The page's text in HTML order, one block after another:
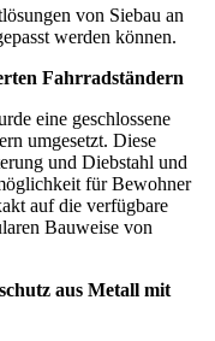
von Siebau an
werden können.
Fahrradständern
eine geschlossene
umgesetzt. Diese
und Diebstahl und
für Bewohner
auf die verfügbare
Bauweise von
aus Metall mit